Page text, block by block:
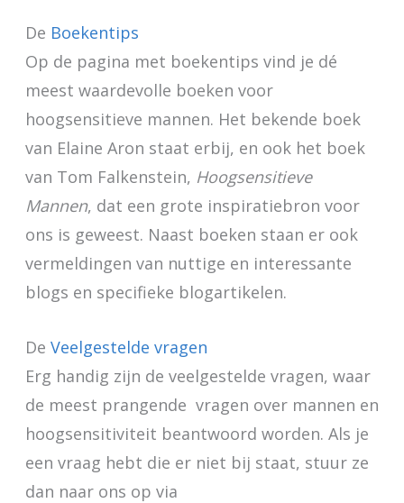
De Boekentips
Op de pagina met boekentips vind je dé
meest waardevolle boeken voor
hoogsensitieve mannen. Het bekende boek
van Elaine Aron staat erbij, en ook het boek
van Tom Falkenstein, Hoogsensitieve
Mannen, dat een grote inspiratiebron voor
ons is geweest. Naast boeken staan er ook
vermeldingen van nuttige en interessante
blogs en specifieke blogartikelen.
De Veelgestelde vragen
Erg handig zijn de veelgestelde vragen, waar
de meest prangende vragen over mannen en
hoogsensitiviteit beantwoord worden. Als je
een vraag hebt die er niet bij staat, stuur ze
dan naar ons op via